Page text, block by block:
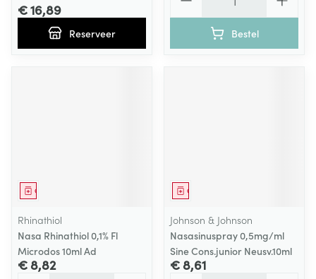
€ 16,89
Reserveer Bestel
Geneesmiddel
Rhinathiol
Nasa Rhinathiol 0,1% Fl
Microdos 10ml Ad
€ 8,82
Geneesmiddel
Johnson & Johnson
Nasasinuspray 0,5mg/ml
Sine Cons.junior Neusv.10ml
€ 8,61